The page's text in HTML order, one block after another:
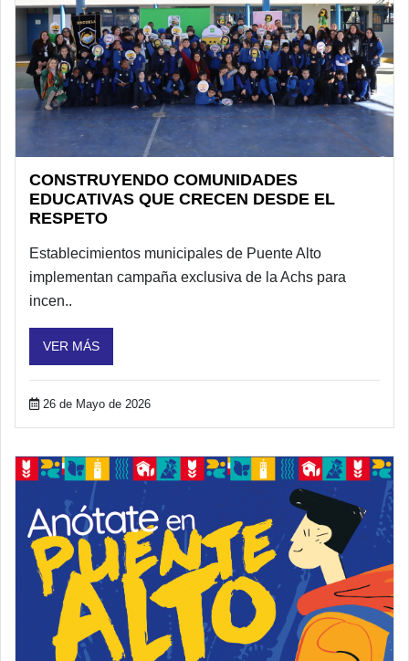
CONSTRUYENDO COMUNIDADES
EDUCATIVAS QUE CRECEN DESDE EL
RESPETO
Establecimientos municipales de Puente Alto
implementan campaña exclusiva de la Achs para
incen..
VER MÁS
26 de Mayo de 2026